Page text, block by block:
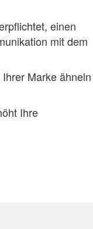
einen
mit dem
Marke ähneln
Ihre